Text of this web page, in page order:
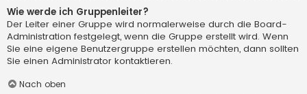
Wie werde ich Gruppenleiter?
Der Leiter einer Gruppe wird normalerweise durch die Board-
Administration festgelegt, wenn die Gruppe erstellt wird. Wenn
Sie eine eigene Benutzergruppe erstellen möchten, dann sollten
Sie einen Administrator kontaktieren.
Nach oben